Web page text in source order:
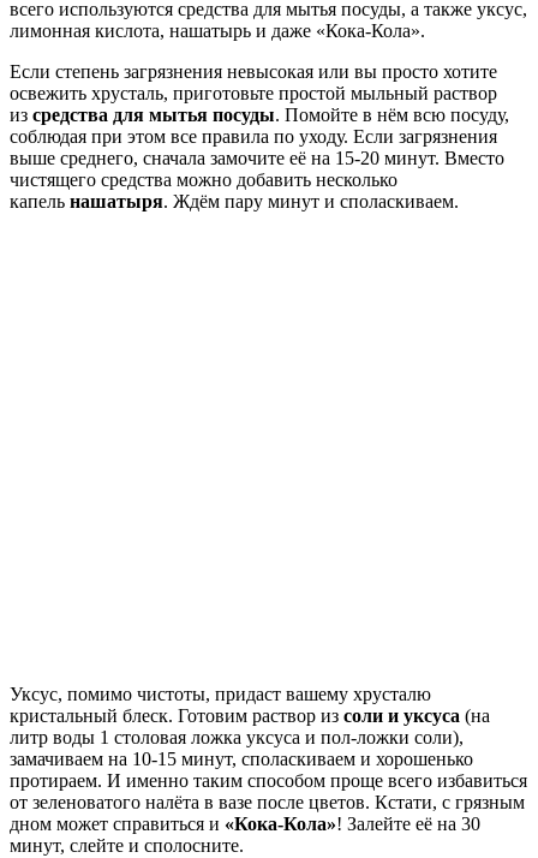
всего используются средства для мытья посуды, а также уксус,
лимонная кислота, нашатырь и даже «Кока-Кола».
Если степень загрязнения невысокая или вы просто хотите
освежить хрусталь, приготовьте простой мыльный раствор
из средства для мытья посуды. Помойте в нём всю посуду,
соблюдая при этом все правила по уходу. Если загрязнения
выше среднего, сначала замочите её на 15-20 минут. Вместо
чистящего средства можно добавить несколько
капель нашатыря. Ждём пару минут и споласкиваем.
Уксус, помимо чистоты, придаст вашему хрусталю
кристальный блеск. Готовим раствор из соли и уксуса (на
литр воды 1 столовая ложка уксуса и пол-ложки соли),
замачиваем на 10-15 минут, споласкиваем и хорошенько
протираем. И именно таким способом проще всего избавиться
от зеленоватого налёта в вазе после цветов. Кстати, с грязным
дном может справиться и «Кока-Кола»! Залейте её на 30
минут, слейте и сполосните.